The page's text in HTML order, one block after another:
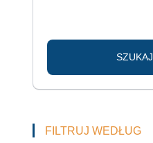
SZUKAJ
FILTRUJ WEDŁUG